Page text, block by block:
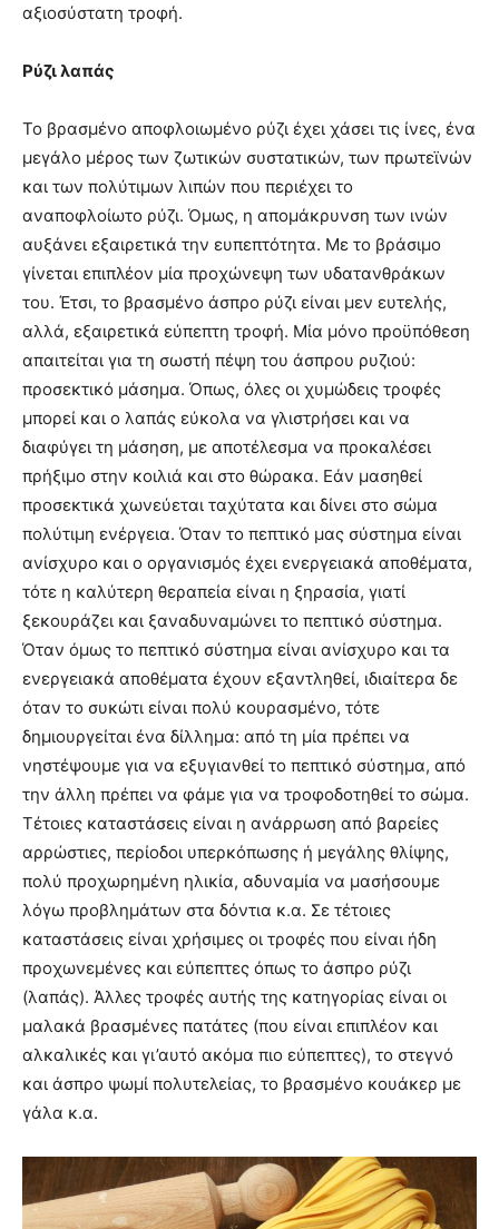
αξιοσύστατη τροφή.
Ρύζι λαπάς
Το βρασμένο αποφλοιωμένο ρύζι έχει χάσει τις ίνες, ένα
μεγάλο μέρος των ζωτικών συστατικών, των πρωτεϊνών
και των πολύτιμων λιπών που περιέχει το
αναποφλοίωτο ρύζι. Όμως, η απομάκρυνση των ινών
αυξάνει εξαιρετικά την ευπεπτότητα. Με το βράσιμο
γίνεται επιπλέον μία προχώνεψη των υδατανθράκων
του. Έτσι, το βρασμένο άσπρο ρύζι είναι μεν ευτελής,
αλλά, εξαιρετικά εύπεπτη τροφή. Μία μόνο προϋπόθεση
απαιτείται για τη σωστή πέψη του άσπρου ρυζιού:
προσεκτικό μάσημα. Όπως, όλες οι χυμώδεις τροφές
μπορεί και ο λαπάς εύκολα να γλιστρήσει και να
διαφύγει τη μάσηση, με αποτέλεσμα να προκαλέσει
πρήξιμο στην κοιλιά και στο θώρακα. Εάν μασηθεί
προσεκτικά χωνεύεται ταχύτατα και δίνει στο σώμα
πολύτιμη ενέργεια. Όταν το πεπτικό μας σύστημα είναι
ανίσχυρο και ο οργανισμός έχει ενεργειακά αποθέματα,
τότε η καλύτερη θεραπεία είναι η ξηρασία, γιατί
ξεκουράζει και ξαναδυναμώνει το πεπτικό σύστημα.
Όταν όμως το πεπτικό σύστημα είναι ανίσχυρο και τα
ενεργειακά αποθέματα έχουν εξαντληθεί, ιδιαίτερα δε
όταν το συκώτι είναι πολύ κουρασμένο, τότε
δημιουργείται ένα δίλλημα: από τη μία πρέπει να
νηστέψουμε για να εξυγιανθεί το πεπτικό σύστημα, από
την άλλη πρέπει να φάμε για να τροφοδοτηθεί το σώμα.
Τέτοιες καταστάσεις είναι η ανάρρωση από βαρείες
αρρώστιες, περίοδοι υπερκόπωσης ή μεγάλης θλίψης,
πολύ προχωρημένη ηλικία, αδυναμία να μασήσουμε
λόγω προβλημάτων στα δόντια κ.α. Σε τέτοιες
καταστάσεις είναι χρήσιμες οι τροφές που είναι ήδη
προχωνεμένες και εύπεπτες όπως το άσπρο ρύζι
(λαπάς). Άλλες τροφές αυτής της κατηγορίας είναι οι
μαλακά βρασμένες πατάτες (που είναι επιπλέον και
αλκαλικές και γι’αυτό ακόμα πιο εύπεπτες), το στεγνό
και άσπρο ψωμί πολυτελείας, το βρασμένο κουάκερ με
γάλα κ.α.